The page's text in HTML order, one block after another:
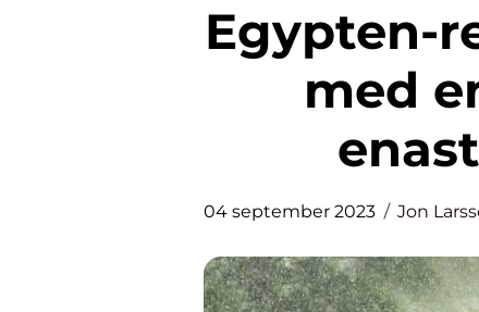
Egypten-resor: Upptäck landet
med
04 september 2023 Jon